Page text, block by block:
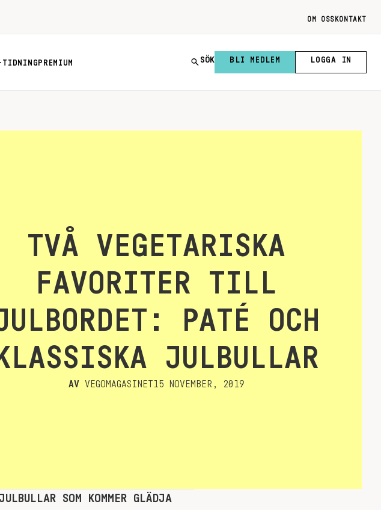
OM OSS KONTAKT
TIDNING PREMIUM SÖK BLI MEDLEM LOGGA IN
TVÅ VEGETARISKA
FAVORITER TILL
PATÉ OCH
KLASSISKA JULBULLAR
AV VEGOMAGASINET 15 NOVEMBER, 2019
SOM KOMMER GLÄDJA